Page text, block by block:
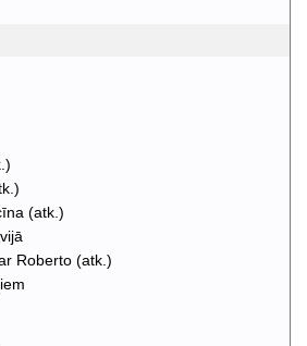
(atk.)
Roberto (atk.)